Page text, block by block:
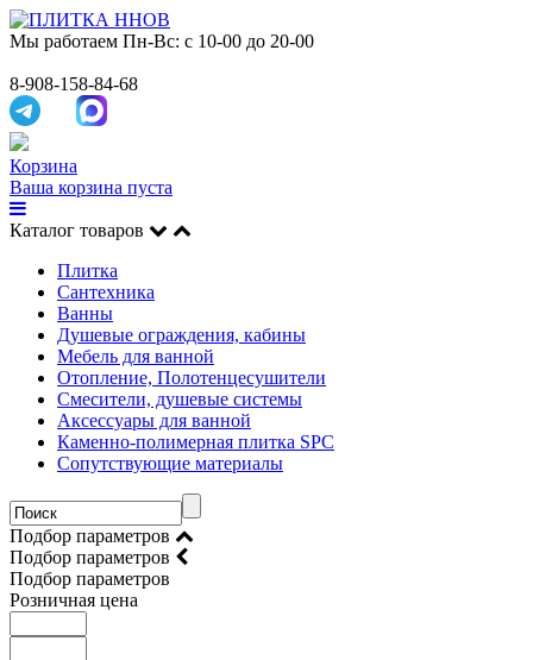
Мы работаем Пн-Вс: с 10-00 до 20-00
8-908-158-84-68
Корзина
Ваша корзина пуста
Каталог товаров
Плитка
Сантехника
Ванны
Душевые ограждения, кабины
Мебель для ванной
Отопление, Полотенцесушители
Смесители, душевые системы
Аксессуары для ванной
Каменно-полимерная плитка SPC
Сопутствующие материалы
Подбор параметров
Подбор параметров
Подбор параметров
Розничная цена